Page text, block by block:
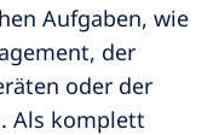
Aufgaben, wie
der
oder der
Als komplett